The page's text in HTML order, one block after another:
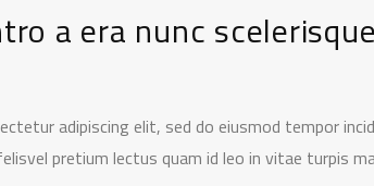
a era nunc
adipiscing elit, sed do eiusmod tempor
pretium lectus quam id leo in vitae turpis